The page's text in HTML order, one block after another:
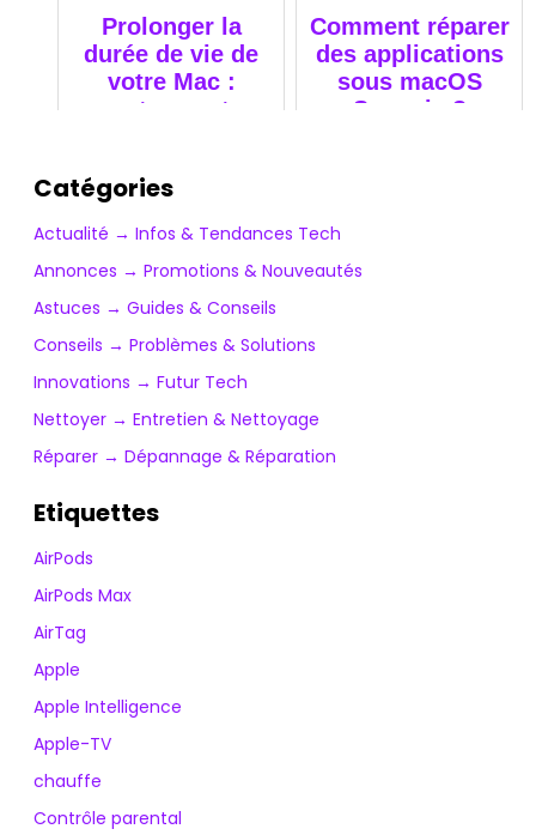
Prolonger la
durée de vie de
votre Mac :
astuces et
Comment réparer
des applications
sous macOS
Sequoia ?
Catégories
Actualité → Infos & Tendances Tech
Annonces → Promotions & Nouveautés
Astuces → Guides & Conseils
Conseils → Problèmes & Solutions
Innovations → Futur Tech
Nettoyer → Entretien & Nettoyage
Réparer → Dépannage & Réparation
Etiquettes
AirPods
AirPods Max
AirTag
Apple
Apple Intelligence
Apple-TV
chauffe
Contrôle parental